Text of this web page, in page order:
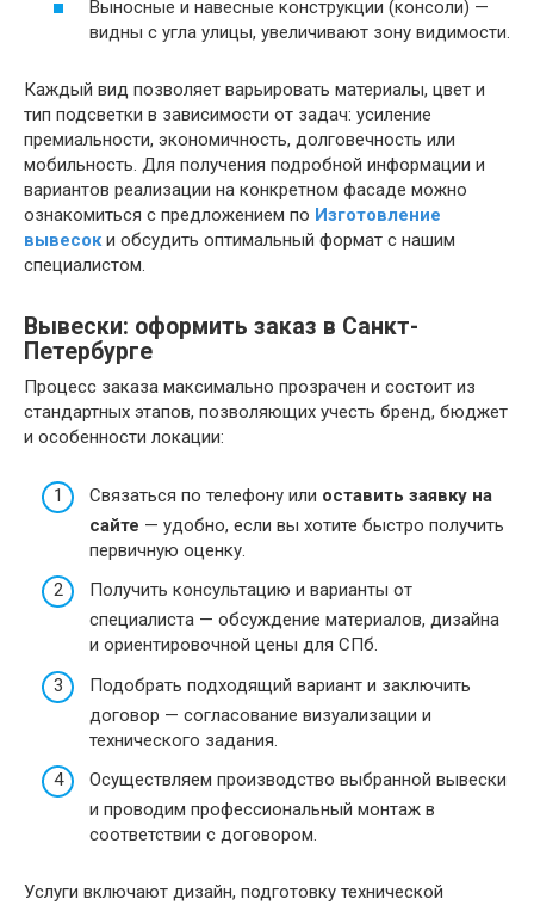
Выносные и навесные конструкции (консоли) —
видны с угла улицы, увеличивают зону видимости.
Каждый вид позволяет варьировать материалы, цвет и
тип подсветки в зависимости от задач: усиление
премиальности, экономичность, долговечность или
мобильность. Для получения подробной информации и
вариантов реализации на конкретном фасаде можно
ознакомиться с предложением по Изготовление
вывесоки обсудить оптимальный формат с нашим
специалистом.
Вывески: оформить заказ в Санкт-
Петербурге
Процесс заказа максимально прозрачен и состоит из
стандартных этапов, позволяющих учесть бренд, бюджет
и особенности локации:
Связаться по телефону или оставить заявку на
сайте — удобно, если вы хотите быстро получить
первичную оценку.
Получить консультацию и варианты от
специалиста — обсуждение материалов, дизайна
и ориентировочной цены для СПб.
Подобрать подходящий вариант и заключить
договор — согласование визуализации и
технического задания.
Осуществляем производство выбранной вывески
и проводим профессиональный монтаж в
соответствии с договором.
Услуги включают дизайн, подготовку технической